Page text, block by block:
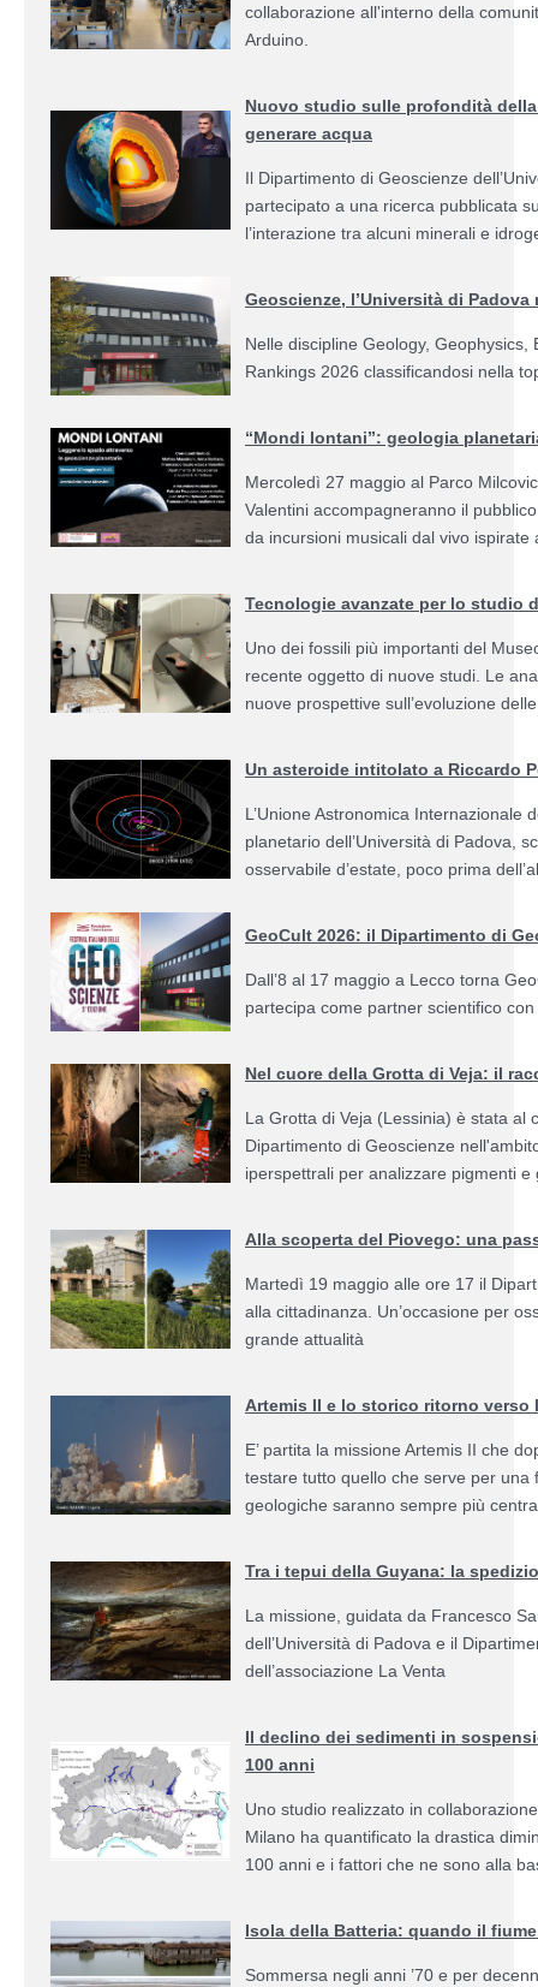
collaborazione all'interno della
Arduino.
Nuovo studio sulle profondità
generare acqua
Il Dipartimento di Geoscienze
partecipato a una ricerca pubblicata
l’interazione tra alcuni minerali e
Geoscienze, l’Università di
Nelle discipline Geology, Geophysics,
Rankings 2026 classificandosi nella
“Mondi lontani”: geologia
Mercoledì 27 maggio al Parco
Valentini accompagneranno il
da incursioni musicali dal vivo ispirate
Tecnologie avanzate per lo studio
Uno dei fossili più importanti del
recente oggetto di nuove studi. Le
nuove prospettive sull’evoluzione
Un asteroide intitolato a Riccardo
L’Unione Astronomica
planetario dell’Università di Padova,
osservabile d’estate, poco prima
GeoCult 2026: il Dipartimento di
Dall’8 al 17 maggio a Lecco torna
partecipa come partner scientifico
Nel cuore della Grotta di Veja: il
La Grotta di Veja (Lessinia) è stata al
Dipartimento di Geoscienze
iperspettrali per analizzare pigmenti e
Alla scoperta del Piovego: una
Martedì 19 maggio alle ore 17 il
alla cittadinanza. Un’occasione per
grande attualità
Artemis II e lo storico ritorno verso
E’ partita la missione Artemis II che
testare tutto quello che serve per
geologiche saranno sempre più
Tra i tepui della Guyana: la
La missione, guidata da Francesco
dell’Università di Padova e il
dell’associazione La Venta
Il declino dei sedimenti in
100 anni
Uno studio realizzato in
Milano ha quantificato la drastica
100 anni e i fattori che ne sono alla
Isola della Batteria: quando il
Sommersa negli anni ’70 e per